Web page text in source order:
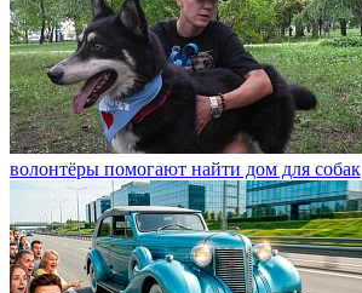
волонтёры помогают найти дом для собак